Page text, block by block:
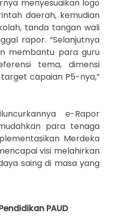
menyesuaikan logo
daerah, kemudian
tanda tangan wali
rapor. “Selanjutnya
membantu para guru
tema, dimensi
capaian P5-nya,”
e-Rapor
para tenaga
Merdeka
visi melahirkan
saing di masa yang
PAUD